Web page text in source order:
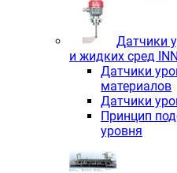
Датчики
и жидких сред
Датчики
материалов
Датчики
Принцип
уровня